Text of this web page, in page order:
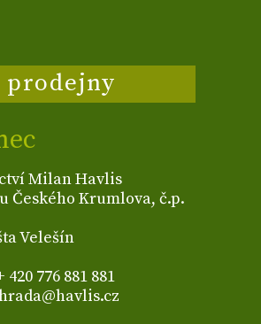
prodejny
Milan Havlis
Českého Krumlova, č.p.
Velešín
776 881 881